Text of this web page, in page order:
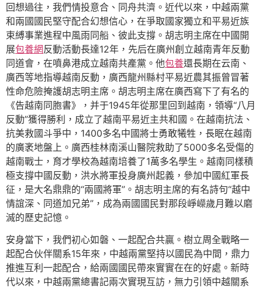
回想過往，我們情投意合、同舟共濟。近代以來，中越兩黨
和兩國國民堅守配合幻想信心，在爭取國家獨立和平易近族
束縛事業進程中風雨同船、彼此支撐。胡志明主席在中國開
展包養網反動活動長達12年，先后在廣州創立越南青年反動
同道會，在噴鼻港成立越南共產黨。他包養還長期在云南、
廣西等地指導越南反動，廣西龍州縣村平易近農其振曾冒著
性命危險掩護胡志明主席。胡志明主席在廣西寫下了有名的
《告越南同胞書》，并于1945年從那里回到越南，領導“八月
反動”獲得勝利，成立了越南平易近主共和國。在越南抗法、
抗美救國斗爭中，1400多名中國將士勇敢犧牲，長眠在越南
的廣袤地盤上。廣西桂林南溪山醫院救助了5000多名受傷的
越南戰士，育才學校為越南培養了1萬多名學生。越南同樣積
極支撐中國反動，洪水將軍投身廣州起義，參加中國紅軍長
征，是大名鼎鼎的“兩國將軍”。胡志明主席的有名詩句“越中
情誼深、同道加兄弟”，成為兩國國民對那段崢嶸歲月難以磨
滅的歷史記憶。
安身當下，我們初心如磐、一起配合共贏。樹立周全戰略一
起配合伙伴關系15年來，中越兩黨堅持以國民為中間，鼎力
推進互利一起配合，給兩國國民帶來實實在在的好處。新時
代以來，中越兩黨總書記兩次實現互訪，無力引領中越關系